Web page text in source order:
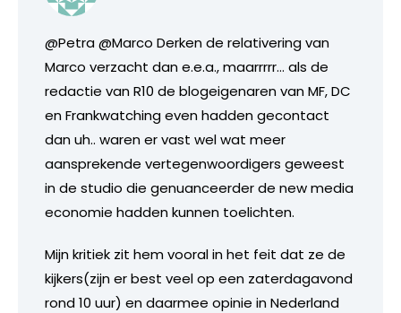
@Petra @Marco Derken de relativering van
Marco verzacht dan e.e.a., maarrrrr… als de
redactie van R10 de blogeigenaren van MF, DC
en Frankwatching even hadden gecontact
dan uh.. waren er vast wel wat meer
aansprekende vertegenwoordigers geweest
in de studio die genuanceerder de new media
economie hadden kunnen toelichten.
Mijn kritiek zit hem vooral in het feit dat ze de
kijkers(zijn er best veel op een zaterdagavond
rond 10 uur) en daarmee opinie in Nederland